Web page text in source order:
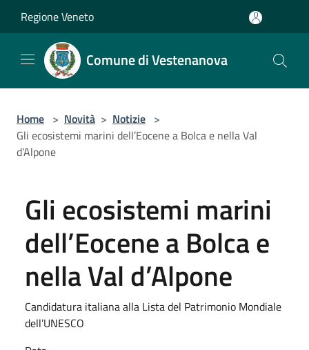
Regione Veneto
Comune di Vestenanova
Home > Novità > Notizie >
Gli ecosistemi marini dell’Eocene a Bolca e nella Val
d’Alpone
Gli ecosistemi marini
dell’Eocene a Bolca e
nella Val d’Alpone
Candidatura italiana alla Lista del Patrimonio Mondiale
dell’UNESCO